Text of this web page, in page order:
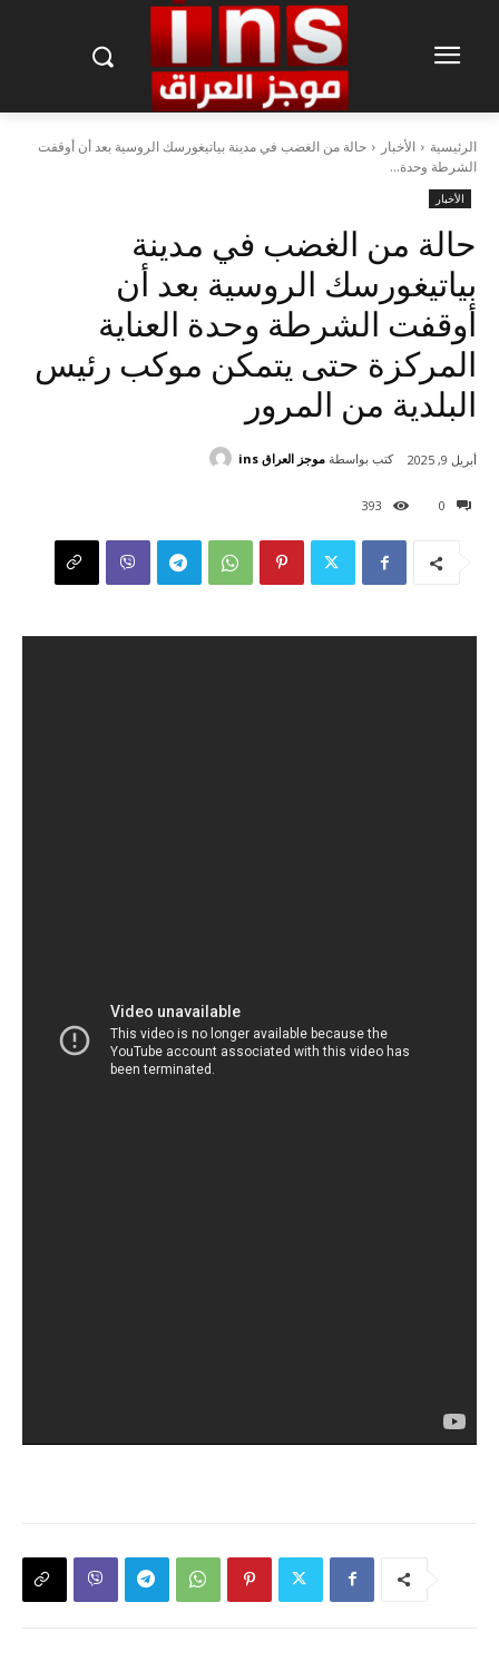
الرئيسية الأخبار
حالة من الغضب في مدينة بياتيغورسك الروسية بعد أن أوقفت
الشرطة وحدة...
الأخبار
حالة من الغضب في مدينة
بياتيغورسك الروسية بعد أن
أوقفت الشرطة وحدة العناية
المركزة حتى يتمكن موكب رئيس
البلدية من المرور
0
393
أبريل 9, 2025 كتب بواسطة موجز العراق ins